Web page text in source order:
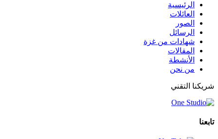
الرئيسية
العائلات
الصور
الرسائل
شهادات من غزة
المقالات
الأنشطة
من نحن
شريكنا التقني
تابعنا